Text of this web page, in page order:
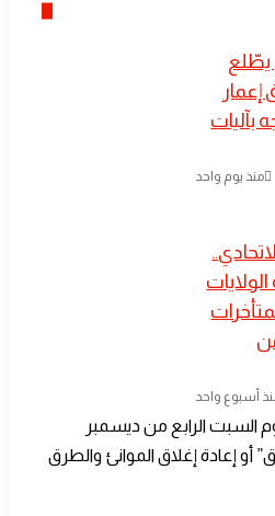
يطّلع
بآليات
منذ يوم واحد
أسبوع واحد
السبت الرابع من ديسمبر
أو إعادة إغلاق الموانئ والطرق